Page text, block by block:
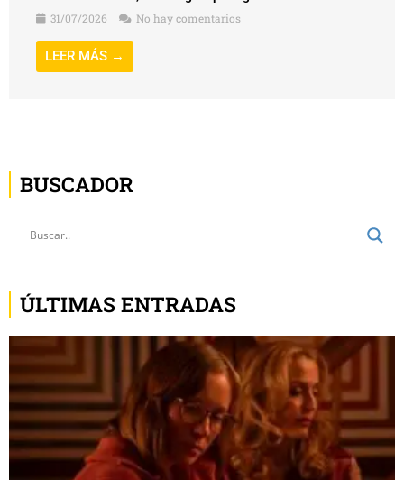
31/07/2026
No hay comentarios
LEER MÁS →
BUSCADOR
ÚLTIMAS ENTRADAS